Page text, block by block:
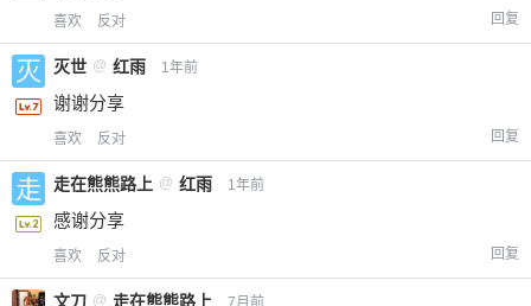
喜欢 反对 回复
灭世 @ 红雨 1年前
谢谢分享
喜欢 反对 回复
走在熊熊路上 @ 红雨 1年前
感谢分享
喜欢 反对 回复
文刀 @ 走在熊熊路上 7月前